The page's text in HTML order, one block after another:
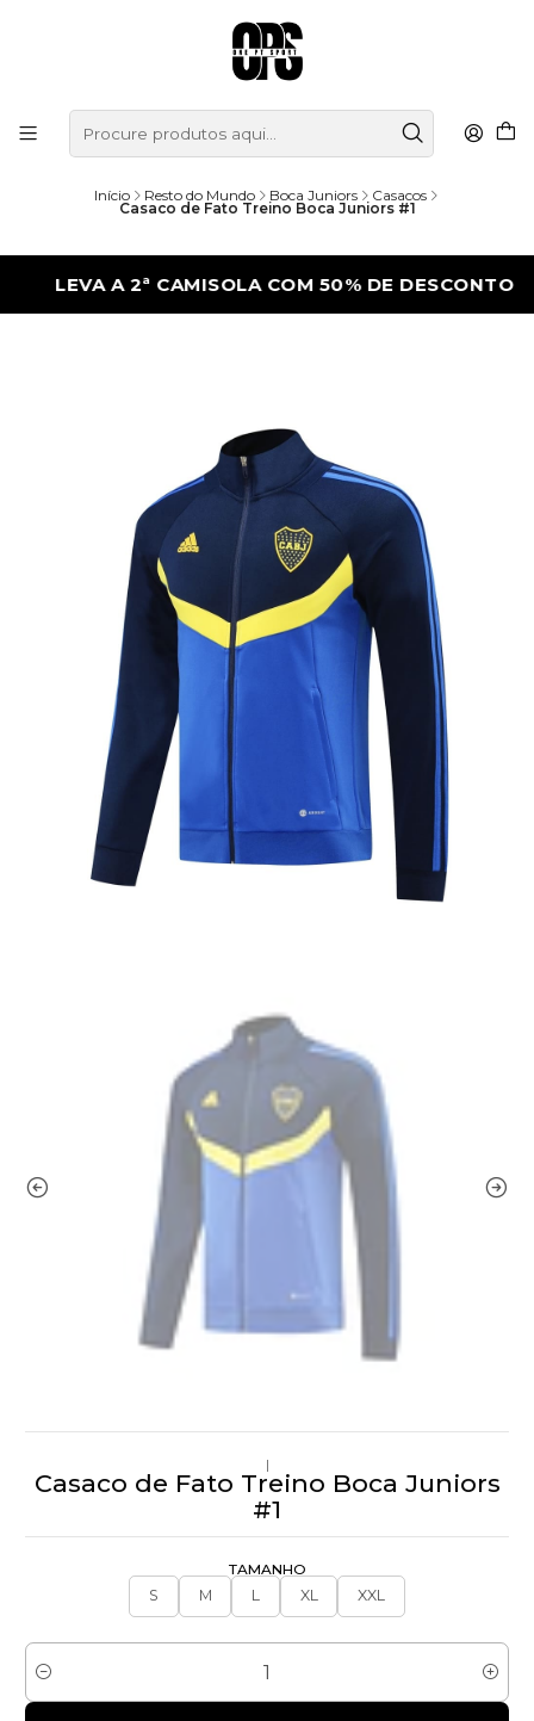
Início Resto do Mundo Boca Juniors Casacos
Casaco de Fato Treino Boca Juniors #1
A 2ª CAMISOLA COM 50% DE DESCONTO
|
Casaco de Fato Treino Boca Juniors
#1
TAMANHO
S
M L XL XXL
Quantidade